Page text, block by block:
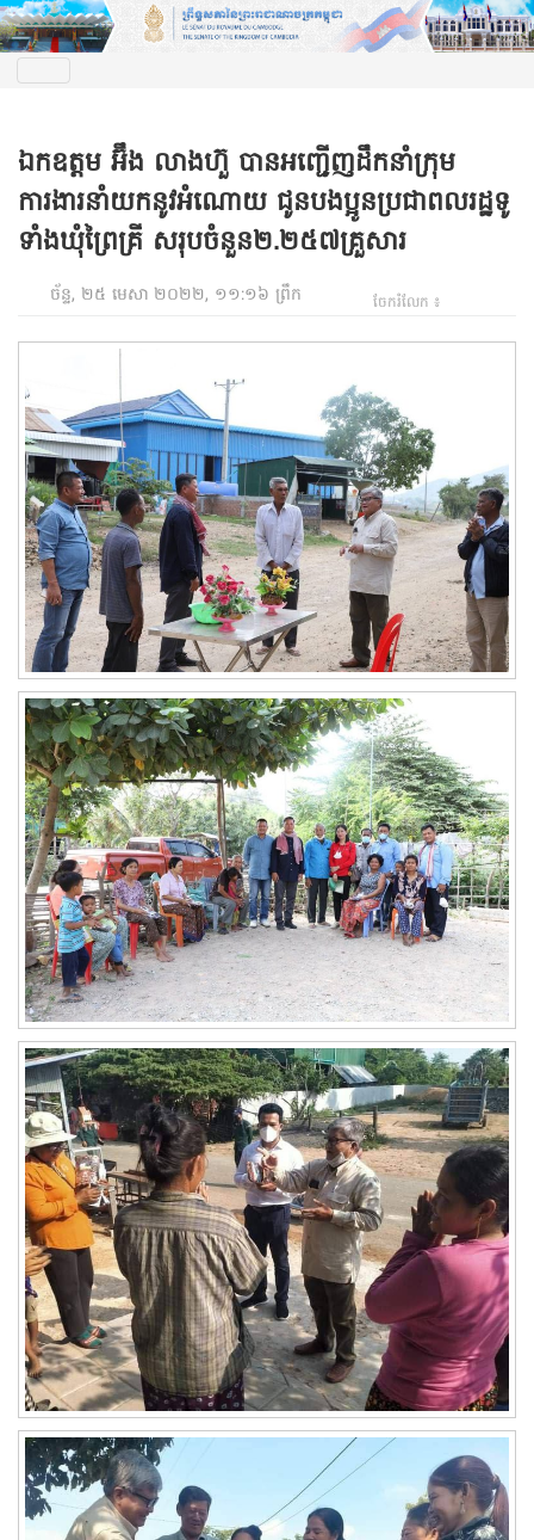
ឯកឧត្តម អ៊ឹង លាងហ៊ួ បានអញ្ជើញដឹកនាំក្រុម
ការងារនាំយកនូវអំណោយ ជូនបងប្អូនប្រជាពលរដ្ឋទូ
ទាំងឃុំព្រៃគ្រី សរុបចំនួន២.២៥៧គ្រួសារ
ច័ន្ទ, ២៥ មេសា ២០២២, ១១:១៦ ព្រឹក ចែករំលែក ៖